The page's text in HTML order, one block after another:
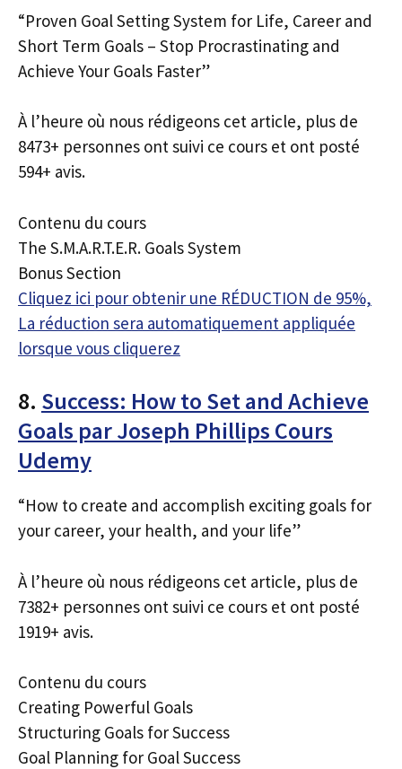
“Proven Goal Setting System for Life, Career and
Short Term Goals – Stop Procrastinating and
Achieve Your Goals Faster”
À l’heure où nous rédigeons cet article, plus de
8473+ personnes ont suivi ce cours et ont posté
594+ avis.
Contenu du cours
The S.M.A.R.T.E.R. Goals System
Bonus Section
Cliquez ici pour obtenir une RÉDUCTION de 95%,
La réduction sera automatiquement appliquée
lorsque vous cliquerez
8. Success: How to Set and Achieve
Goals par Joseph Phillips Cours
Udemy
“How to create and accomplish exciting goals for
your career, your health, and your life”
À l’heure où nous rédigeons cet article, plus de
7382+ personnes ont suivi ce cours et ont posté
1919+ avis.
Contenu du cours
Creating Powerful Goals
Structuring Goals for Success
Goal Planning for Goal Success